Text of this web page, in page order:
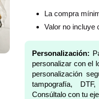
La compra
Valor no incluye
Personalización:
personalizar con el
personalización
tampografía,
Consúltalo con tu